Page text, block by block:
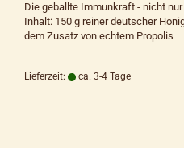
Die geballte Immunkraft - nicht
Inhalt: 150 g reiner deutscher
dem Zusatz von echtem Propolis
Lieferzeit: ca. 3-4 Tage